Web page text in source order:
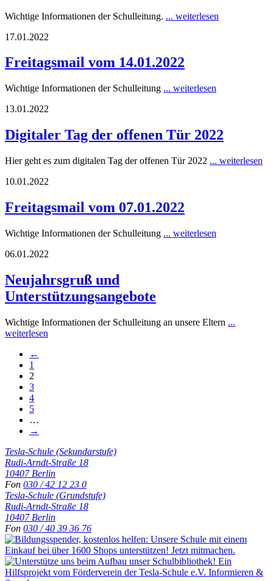
Wichtige Informationen der Schulleitung. ... weiterlesen
17.01.2022
Freitagsmail vom 14.01.2022
Wichtige Informationen der Schulleitung ... weiterlesen
13.01.2022
Digitaler Tag der offenen Tür 2022
Hier geht es zum digitalen Tag der offenen Tür 2022 ... weiterlesen
10.01.2022
Freitagsmail vom 07.01.2022
Wichtige Informationen der Schulleitung ... weiterlesen
06.01.2022
Neujahrsgruß und
Unterstützungsangebote
Wichtige Informationen der Schulleitung an unsere Eltern ...
weiterlesen
←
1
2
3
4
5
…
→
Tesla-Schule (Sekundarstufe)
Rudi-Arndt-Straße 18
10407 Berlin
Fon 030 / 42 12 23 0
Tesla-Schule (Grundstufe)
Rudi-Arndt-Straße 18
10407 Berlin
Fon 030 / 40 39 36 76